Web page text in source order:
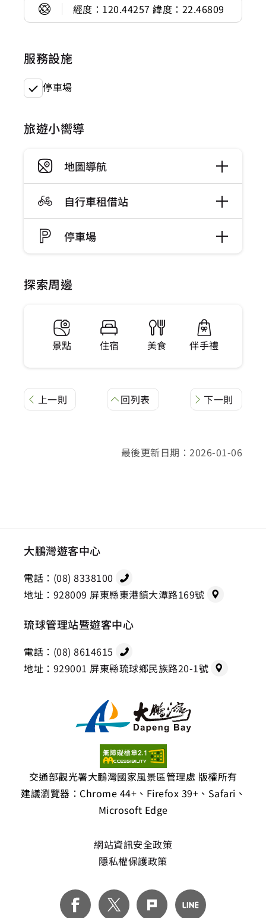
經度：120.44257 緯度：22.46809
服務設施
停車場
旅遊小嚮導
地圖導航
自行車租借站
停車場
探索周邊
景點 住宿 美食 伴手禮
上一則 回列表 下一則
最後更新日期：2026-01-06
大鵬灣遊客中心
電話： (08) 8338100
地址： 928009 屏東縣東港鎮大潭路169號
琉球管理站暨遊客中心
電話： (08) 8614615
地址： 929001 屏東縣琉球鄉民族路20-1號
交通部觀光署大鵬灣國家風景區管理處 版權所有
建議瀏覽器：Chrome 44+、Firefox 39+、Safari、
Microsoft Edge
網站資訊安全政策
隱私權保護政策